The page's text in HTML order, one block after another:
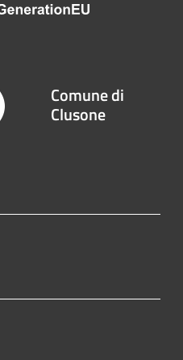
Comune di
Clusone